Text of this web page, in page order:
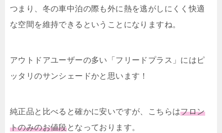
つまり、冬の車中泊の際も外に熱を逃がしにくく快適
な空間を維持できるということになりますね。
アウトドアユーザーの多い「フリードプラス」にはピ
ッタリのサンシェードかと思います！
純正品と比べると確かに安いですが、こちらはフロン
トのみのお値段となっております。